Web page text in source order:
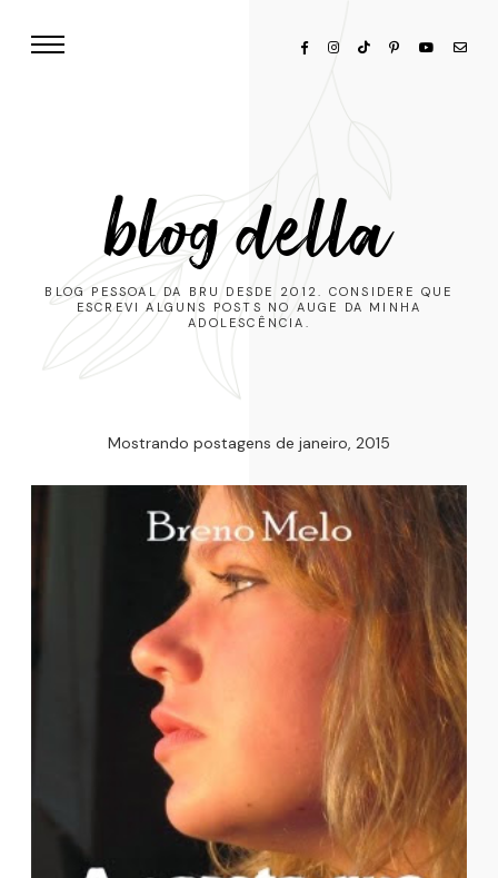
blog della
BLOG PESSOAL DA BRU DESDE 2012. CONSIDERE QUE
ESCREVI ALGUNS POSTS NO AUGE DA MINHA
ADOLESCÊNCIA.
Mostrando postagens de janeiro, 2015